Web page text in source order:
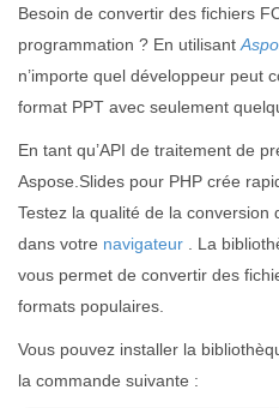
Besoin de convertir des fichiers
programmation ? En utilisant
n’importe quel développeur peut
format PPT avec seulement
En tant qu’API de traitement de
Aspose.Slides pour PHP crée
Testez la qualité de la conversion
dans votre navigateur . La
vous permet de convertir des
formats populaires.
Vous pouvez installer la
la commande suivante :